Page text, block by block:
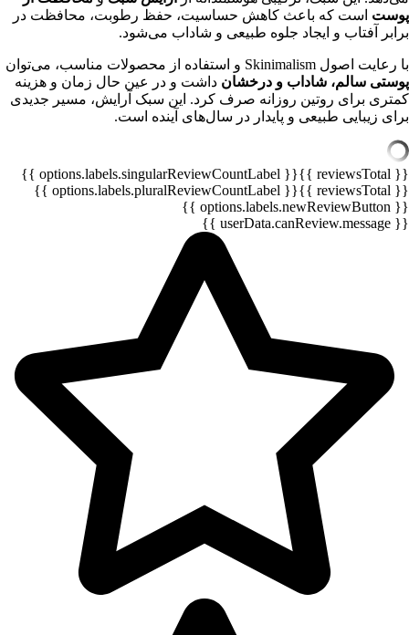
پوست است که باعث کاهش حساسیت، حفظ رطوبت، محافظت در
برابر آفتاب و ایجاد جلوه طبیعی و شاداب می‌شود.
با رعایت اصول Skinimalism و استفاده از محصولات مناسب، می‌توان
پوستی سالم، شاداب و درخشان داشت و در عین حال زمان و هزینه
کمتری برای روتین روزانه صرف کرد. این سبک آرایش، مسیر جدیدی
برای زیبایی طبیعی و پایدار در سال‌های آینده است.
{{ reviewsTotal }}
{{ options.labels.singularReviewCountLabel }}
{{ reviewsTotal }}
{{ options.labels.pluralReviewCountLabel }}
{{ options.labels.newReviewButton }}
{{ userData.canReview.message }}